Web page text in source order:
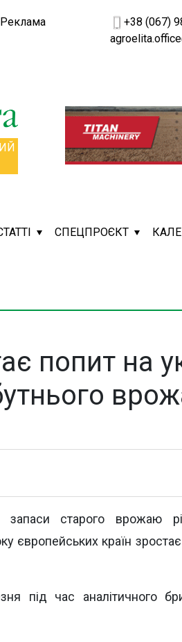
Реклама
+38 (067)
СПЕЦПРОЄКТ
попит на
запаси старого врожаю
європейських країн
під час аналітичного